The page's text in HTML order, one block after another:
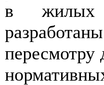
в жилых
пересмотру